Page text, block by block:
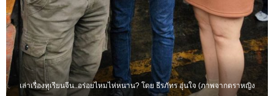
เล่าเรื่องทุเรียนจีน..อร่อยไหมไห่หนาน? โดย ธีรภัทร อุ่นใจ (ภาพจากตราหญิง